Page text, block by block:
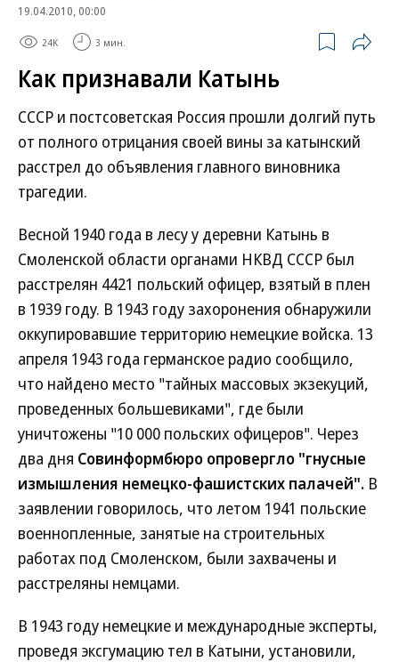
19.04.2010, 00:00
24K 3 мин.
Как признавали Катынь
СССР и постсоветская Россия прошли долгий путь
от полного отрицания своей вины за катынский
расстрел до объявления главного виновника
трагедии.
Весной 1940 года в лесу у деревни Катынь в
Смоленской области органами НКВД СССР был
расстрелян 4421 польский офицер, взятый в плен
в 1939 году. В 1943 году захоронения обнаружили
оккупировавшие территорию немецкие войска. 13
апреля 1943 года германское радио сообщило,
что найдено место "тайных массовых экзекуций,
проведенных большевиками", где были
уничтожены "10 000 польских офицеров". Через
два дня Совинформбюро опровергло "гнусные
измышления немецко-фашистских палачей". В
заявлении говорилось, что летом 1941 польские
военнопленные, занятые на строительных
работах под Смоленском, были захвачены и
расстреляны немцами.
В 1943 году немецкие и международные эксперты,
проведя эксгумацию тел в Катыни, установили,